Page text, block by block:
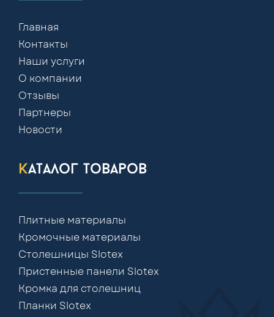
Главная
Контакты
Наши услуги
О компании
Отзывы
Партнеры
Новости
каталог товаров
Плитные материалы
Кромочные материалы
Столешницы Slotex
Пристенные панели Slotex
Кромка для столешниц
Планки Slotex